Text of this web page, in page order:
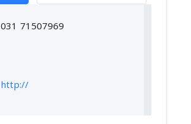
031 71507969
http://